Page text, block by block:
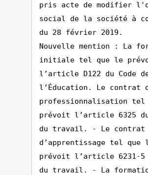
pris acte de modifier
social de la société à
du 28 février 2019.
Nouvelle mention : La
initiale tel que le
l’article D122 du Code
l’Éducation. Le contrat
professionnalisation tel
prévoit l’article 6325
du travail. - Le contrat
d’apprentissage tel que
prévoit l’article 6231-5
du travail. - La